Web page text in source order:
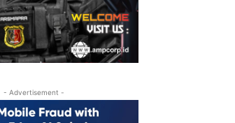
- Advertisement -